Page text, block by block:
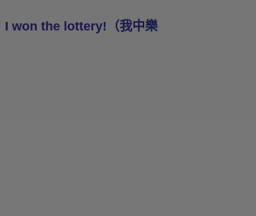
I won the lottery!（我中樂